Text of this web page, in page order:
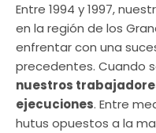
Entre 1994 y 1997,
en la región de los
enfrentar con una
precedentes. Cuando
nuestros
ejecuciones. Entre
hutus opuestos a la